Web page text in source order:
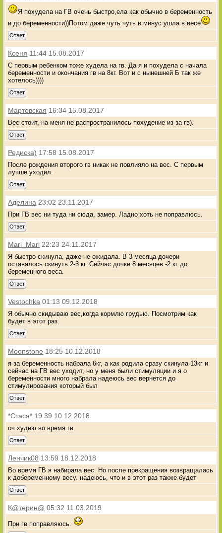
Я похудела на ГВ очень быстро,ела как обычно в беременность
и до беременности))Потом даже чуть чуть в минус ушла в весе
Ответ
Ксеня 11:44 15.08.2017
С первым ребенком тоже худела на гв. Да я и похудела с начала
беременности и окончания гв на 8кг. Вот и с нынешней Б так же
хотелось))))
Ответ
Мартовская 16:34 15.08.2017
Вес стоит, на меня не распространилось похудение из-за гв).
Ответ
Редиска) 17:58 15.08.2017
После рождения второго гв никак не повлияло на вес. С первым
лучше уходил.
Ответ
Аделина 23:02 23.11.2017
При ГВ вес ни туда ни сюда, замер. Ладно хоть не поправлюсь.
Ответ
Mari_Mari 22:23 24.11.2017
Я быстро скинула, даже не ожидала. В 3 месяца дочери
оставалось скинуть 2-3 кг. Сейчас дочке 8 месяцев -2 кг до
беременного веса.
Ответ
Vestochka 01:13 09.12.2018
Я обычно скидываю вес,когда кормлю грудью. Посмотрим как
будет в этот раз.
Ответ
Moonstone 18:25 10.12.2018
я за беременность набрала 6кг, а как родила сразу скинула 13кг и
сейчас на ГВ вес уходит, но у меня были стимуляции и я о
беременности много набрала надеюсь вес вернется до
стимулирования который был
Ответ
*Стася* 19:39 10.12.2018
оч худею во время гв
Ответ
Ленчик08 13:59 18.12.2018
Во время ГВ я набирала вес. Но после прекращения возвращалась
к добеременному весу. надеюсь, что и в этот раз также будет
Ответ
К@терин@ 05:32 11.03.2019
При гв поправляюсь.